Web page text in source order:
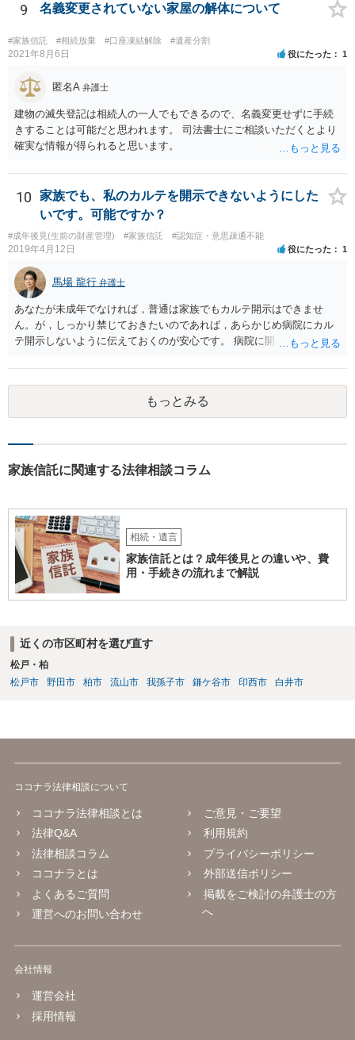
9 名義変更されていない家屋の解体について
#家族信託 #相続放棄 #口座凍結解除 #遺産分割
2021年8月6日 役にたった 1
匿名A 弁護士
建物の滅失登記は相続人の一人でもできるので、名義変更せずに手続
きすることは可能だと思われます。 司法書士にご相談いただくとより
確実な情報が得られると思います。
10
家族でも、私のカルテを開示できないようにした
いです。可能ですか？
#成年後見(生前の財産管理) #家族信託 #認知症・意思疎通不能
2019年4月12日 役にたった 1
馬場 龍行 弁護士
あなたが未成年でなければ，普通は家族でもカルテ開示はできませ
ん。が，しっかり禁じておきたいのであれば，あらかじめ病院にカル
テ開示しないように伝えておくのが安心です。 病院に開示しないよう
可能性は低いのでコストパフォーマンスとしてはどうかなという感じ
がします。
もっとみる
家族信託に関連する法律相談コラム
相続・遺言
家族信託とは？成年後見との違いや、費
用・手続きの流れまで解説
近くの市区町村を選び直す
松戸・柏
松戸市
野田市 柏市 流山市 我孫子市 鎌ケ谷市 印西市 白井市
ココナラ法律相談について
ココナラ法律相談とは
法律Q&A
法律相談コラム
ココナラとは
よくあるご質問
運営へのお問い合わせ
ご意見・ご要望
利用規約
プライバシーポリシー
外部送信ポリシー
掲載をご検討の弁護士の方
へ
会社情報
運営会社
採用情報